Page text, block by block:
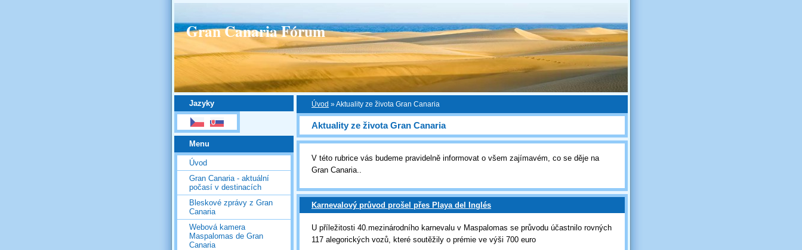
Gran Canaria Fórum
Jazyky
Menu
Úvod
Gran Canaria - aktuální
počasí v destinacích
Bleskové zprávy z Gran
Canaria
Webová kamera
Maspalomas de Gran
Canaria
Úvod »Aktuality ze života Gran Canaria
Aktuality ze života Gran Canaria
V této rubrice vás budeme pravidelně informovat o všem zajímavém, co se děje na
Gran Canaria..
Karnevalový průvod prošel přes Playa del Inglés
U příležitosti 40.mezinárodního karnevalu v Maspalomas se průvodu účastnilo rovných
117 alegorických vozů, které soutěžily o prémie ve výši 700 euro